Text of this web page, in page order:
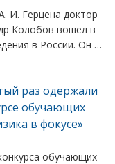
И. Герцена доктор
Колобов вошел в
в России. Он …
раз одержали
обучающих
в фокусе»
обучающих